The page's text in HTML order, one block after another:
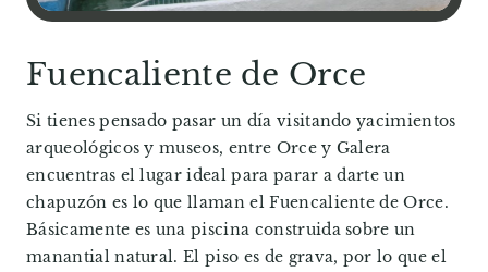
Fuencaliente de Orce
Si tienes pensado pasar un día visitando yacimientos
arqueológicos y museos, entre Orce y Galera
encuentras el lugar ideal para parar a darte un
chapuzón es lo que llaman el Fuencaliente de Orce.
Básicamente es una piscina construida sobre un
manantial natural. El piso es de grava, por lo que el